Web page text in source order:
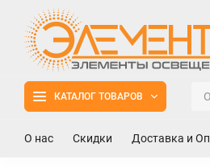
КАТАЛОГ ТОВАРОВ
О нас Скидки Доставка и